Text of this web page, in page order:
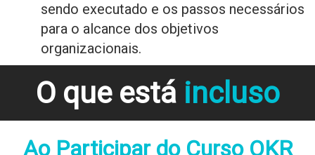
sendo executado e os passos necessários
para o alcance dos objetivos
organizacionais.
O que estáincluso
Ao Participar do Curso OKR